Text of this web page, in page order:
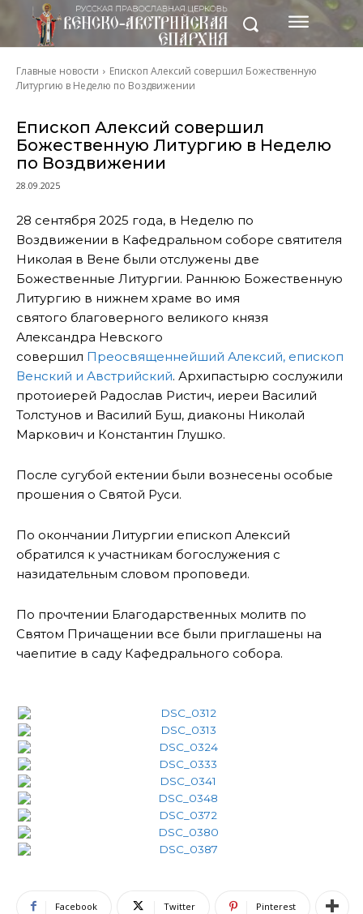
Главные новости
Епископ Алексий совершил Божественную
Литургию в Неделю по Воздвижении
Епископ Алексий совершил
Божественную Литургию в Неделю
по Воздвижении
28.09.2025
28 сентября 2025 года, в Неделю по
Воздвижении в Кафедральном соборе святителя
Николая в Вене были отслужены две
Божественные Литургии. Раннюю Божественную
Литургию в нижнем храме во имя
святого благоверного великого князя
Александра Невского
совершил Преосвященнейший Алексий, епископ
Венский и Австрийский. Архипастырю сослужили
протоиерей Радослав Ристич, иереи Василий
Толстунов и Василий Буш, диаконы Николай
Маркович и Константин Глушко.
После сугубой ектении были вознесены особые
прошения о Святой Руси.
По окончании Литургии епископ Алексий
обратился к участникам богослужения с
назидательным словом проповеди.
По прочтении Благодарственных молитв по
Святом Причащении все были приглашены на
чаепитие в саду Кафедрального собора.
Facebook Twitter Pinterest